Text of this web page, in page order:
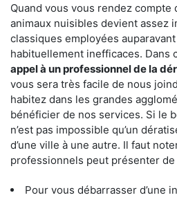
Quand vous vous rendez compte
animaux nuisibles devient assez
classiques employées
habituellement inefficaces. Dans
appel à un professionnel de la
vous sera très facile de nous
habitez dans les grandes
bénéficier de nos services. Si le
n’est pas impossible qu’un
d’une ville à une autre. Il faut
professionnels peut présenter
Pour vous débarrasser d’une